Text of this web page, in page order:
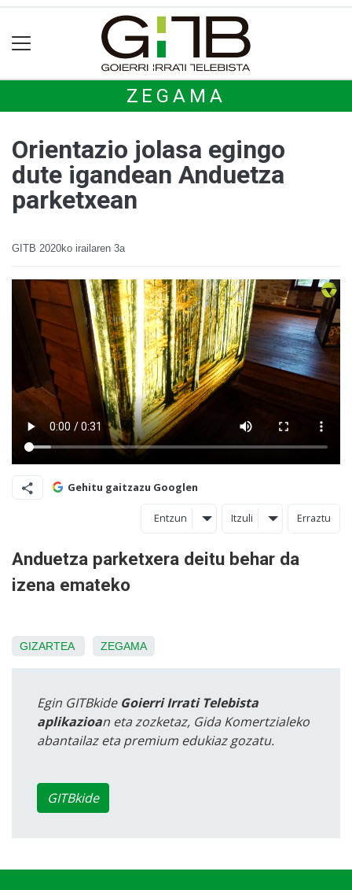
ZEGAMA
Orientazio jolasa egingo
dute igandean Anduetza
parketxean
GITB 2020ko irailaren 3a
Gehitu gaitzazu Googlen
Entzun Itzuli Erraztu
Anduetza parketxera deitu behar da
izena emateko
GIZARTEA ZEGAMA
Egin GITBkide Goierri Irrati Telebista
aplikazioan eta zozketaz, Gida Komertzialeko
abantailaz eta premium edukiaz gozatu.
GITBkide